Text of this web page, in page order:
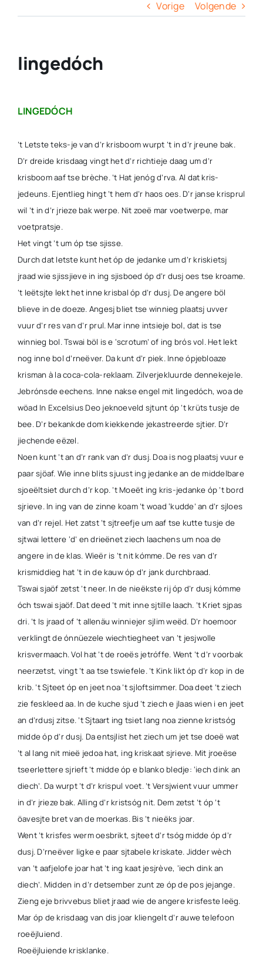
Vorige Volgende
lingedóch
LINGEDÓCH
’t Letste teks-je van d’r krisboom wurpt ’t in d’r jreune bak.
D’r dreide krisdaag vingt het d’r richtieje daag um d’r
krisboom aaf tse brèche. ’t Hat jenóg d’rva. Al dat kris-
jedeuns. Ejentlieg hingt ’t hem d’r haos oes. D’r janse krisprul
wil ’t in d’r jrieze bak werpe. Nit zoeë mar voetwerpe, mar
voetpratsje.
Het vingt ’t um óp tse sjisse.
Durch dat letste kunt het óp de jedanke um d’r kriskietsj
jraad wie sjissjieve in ing sjisboed óp d’r dusj oes tse kroame.
’t Ieëtsjte lekt het inne krisbal óp d’r dusj. De angere böl
blieve in de doeze. Angesj bliet tse winnieg plaatsj uvver
vuur d’r res van d’r prul. Mar inne intsieje bol, dat is tse
winnieg bol. Tswai böl is e ‘scrotum’ of ing brós vol. Het lekt
nog inne bol d’rneëver. Da kunt d’r piek. Inne ópjebloaze
krisman à la coca-cola-reklaam. Zilverjekluurde dennekejele.
Jebrónsde eechens. Inne nakse engel mit lingedóch, woa de
wöad In Excelsius Deo jeknoeveld sjtunt óp ’t krüts tusje de
bee. D’r bekankde dom kiekkende jekastreerde sjtier. D’r
jiechende eëzel.
Noen kunt ’t an d’r rank van d’r dusj. Doa is nog plaatsj vuur e
paar sjöaf. Wie inne blits sjuust ing jedanke an de middelbare
sjoeëltsiet durch d’r kop. ’t Moeët ing kris-jedanke óp ’t bord
sjrieve. In ing van de zinne koam ’t woad ‘kudde’ an d’r sjloes
van d’r rejel. Het zatst ’t sjtreefje um aaf tse kutte tusje de
sjtwai lettere ‘d’ en drieënet ziech laachens um noa de
angere in de klas. Wieër is ’t nit kómme. De res van d’r
krismiddieg hat ’t in de kauw óp d’r jank durchbraad.
Tswai sjaöf zetst ’t neer. In de nieëkste rij óp d’r dusj kómme
óch tswai sjaöf. Dat deed ’t mit inne sjtille laach. ’t Kriet sjpas
dri. ’t Is jraad of ’t allenäu winniejer sjlim weëd. D’r hoemoor
verklingt de ónnüezele wiechtiegheet van ’t jesjwolle
krisvermaach. Vol hat ’t de roeës jetróffe. Went ’t d’r voorbak
neerzetst, vingt ’t aa tse tswiefele. ’t Kink likt óp d’r kop in de
krib. ’t Sjteet óp en jeet noa ’t sjloftsimmer. Doa deet ’t ziech
zie feskleed aa. In de kuche sjud ’t ziech e jlaas wien i en jeet
an d’rdusj zitse. ’t Sjtaart ing tsiet lang noa zienne kristsóg
midde óp d’r dusj. Da entsjlist het ziech um jet tse doeë wat
’t al lang nit mieë jedoa hat, ing kriskaat sjrieve. Mit jroeëse
tseerlettere sjrieft ’t midde óp e blanko bledje: ‘iech dink an
diech’. Da wurpt ’t d’r krispul voet. ’t Versjwient vuur ummer
in d’r jrieze bak. Alling d’r kristsóg nit. Dem zetst ’t óp ’t
öavesjte bret van de moerkas. Bis ’t nieëks joar.
Went ’t krisfes werm oesbrikt, sjteet d’r tsóg midde óp d’r
dusj. D’rneëver ligke e paar sjtabele kriskate. Jidder wèch
van ’t aafjelofe joar hat ’t ing kaat jesjrève, ‘iech dink an
diech’. Midden in d’r detsember zunt ze óp de pos jejange.
Zieng eje brivvebus bliet jraad wie de angere krisfeste leëg.
Mar óp de krisdaag van dis joar kliengelt d’r auwe telefoon
roeëjluiend.
Roeëjluiende krisklanke.